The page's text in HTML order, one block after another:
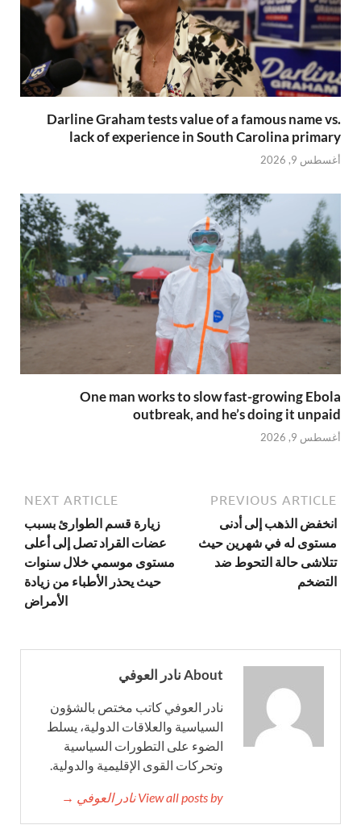
Darline Graham tests value of a famous name vs.
lack of experience in South Carolina primary
أغسطس 9, 2026
One man works to slow fast-growing Ebola
outbreak, and he’s doing it unpaid
أغسطس 9, 2026
PREVIOUS ARTICLE
انخفض الذهب إلى أدنى
مستوى له في شهرين حيث
تتلاشى حالة التحوط ضد
التضخم
NEXT ARTICLE
زيارة قسم الطوارئ بسبب
عضات القراد تصل إلى أعلى
مستوى موسمي خلال سنوات
حيث يحذر الأطباء من زيادة
الأمراض
About نادر العوفي
نادر العوفي كاتب مختص بالشؤون
السياسية والعلاقات الدولية، يسلط
الضوء على التطورات السياسية
وتحركات القوى الإقليمية والدولية.
View all posts by نادر العوفي →